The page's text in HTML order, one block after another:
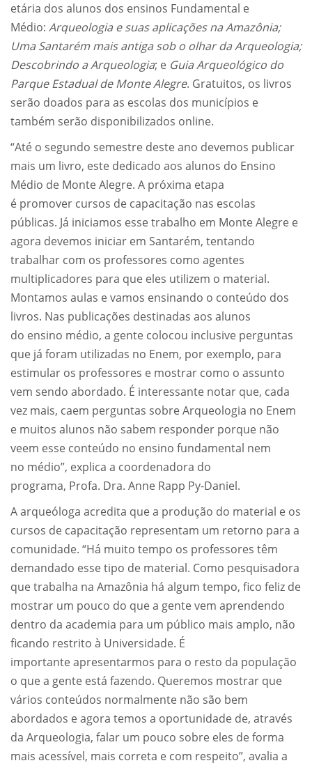
etária dos alunos dos ensinos Fundamental e
Médio: Arqueologia e suas aplicações na Amazônia;
Uma Santarém mais antiga sob o olhar da Arqueologia;
Descobrindo a Arqueologia; e Guia Arqueológico do
Parque Estadual de Monte Alegre. Gratuitos, os livros
serão doados para as escolas dos municípios e
também serão disponibilizados online.
“Até o segundo semestre deste ano devemos publicar
mais um livro, este dedicado aos alunos do Ensino
Médio de Monte Alegre. A próxima etapa
é promover cursos de capacitação nas escolas
públicas. Já iniciamos esse trabalho em Monte Alegre e
agora devemos iniciar em Santarém, tentando
trabalhar com os professores como agentes
multiplicadores para que eles utilizem o material.
Montamos aulas e vamos ensinando o conteúdo dos
livros. Nas publicações destinadas aos alunos
do ensino médio, a gente colocou inclusive perguntas
que já foram utilizadas no Enem, por exemplo, para
estimular os professores e mostrar como o assunto
vem sendo abordado. É interessante notar que, cada
vez mais, caem perguntas sobre Arqueologia no Enem
e muitos alunos não sabem responder porque não
veem esse conteúdo no ensino fundamental nem
no médio”, explica a coordenadora do
programa, Profa. Dra. Anne Rapp Py-Daniel.
A arqueóloga acredita que a produção do material e os
cursos de capacitação representam um retorno para a
comunidade. “Há muito tempo os professores têm
demandado esse tipo de material. Como pesquisadora
que trabalha na Amazônia há algum tempo, fico feliz de
mostrar um pouco do que a gente vem aprendendo
dentro da academia para um público mais amplo, não
ficando restrito à Universidade. É
importante apresentarmos para o resto da população
o que a gente está fazendo. Queremos mostrar que
vários conteúdos normalmente não são bem
abordados e agora temos a oportunidade de, através
da Arqueologia, falar um pouco sobre eles de forma
mais acessível, mais correta e com respeito”, avalia a